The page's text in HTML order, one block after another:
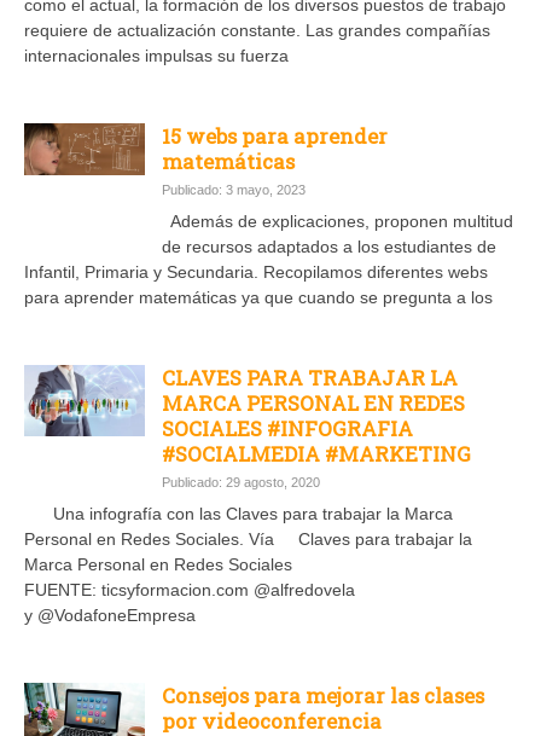
como el actual, la formación de los diversos puestos de trabajo
requiere de actualización constante. Las grandes compañías
internacionales impulsas su fuerza
15 webs para aprender
matemáticas
Publicado: 3 mayo, 2023
Además de explicaciones, proponen multitud
de recursos adaptados a los estudiantes de
Infantil, Primaria y Secundaria. Recopilamos diferentes webs
para aprender matemáticas ya que cuando se pregunta a los
CLAVES PARA TRABAJAR LA
MARCA PERSONAL EN REDES
SOCIALES #INFOGRAFIA
#SOCIALMEDIA #MARKETING
Publicado: 29 agosto, 2020
Una infografía con las Claves para trabajar la Marca
Personal en Redes Sociales. Vía Claves para trabajar la
Marca Personal en Redes Sociales
FUENTE: ticsyformacion.com @alfredovela
y @VodafoneEmpresa
Consejos para mejorar las clases
por videoconferencia